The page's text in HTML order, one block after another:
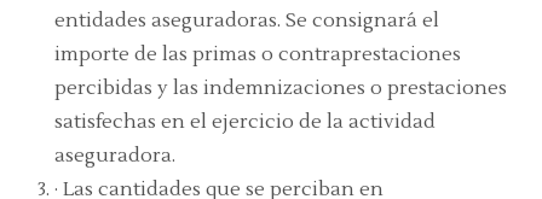
entidades aseguradoras. Se consignará el
importe de las primas o contraprestaciones
percibidas y las indemnizaciones o prestaciones
satisfechas en el ejercicio de la actividad
aseguradora.
· Las cantidades que se perciban en